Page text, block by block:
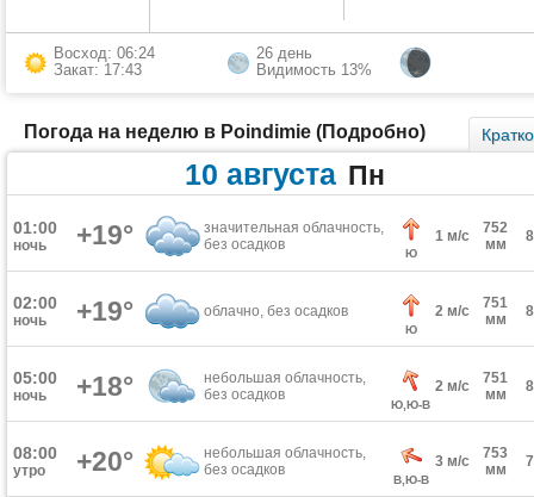
Восход: 06:24
Закат: 17:43
26 день
Видимость 13%
Погода на неделю в Poindimie (Подробно) Кратко
10 августа Пн
01:00
ночь +19°
значительная облачность,
без осадков
Ю
1 м/с
752
мм
02:00
ночь +19° облачно, без осадков
Ю
2 м/с
751
мм
05:00
ночь +18°
небольшая облачность,
без осадков
Ю,Ю-В
2 м/с
751
мм
08:00
утро +20°
небольшая облачность,
без осадков
В,Ю-В
3 м/с
753
мм